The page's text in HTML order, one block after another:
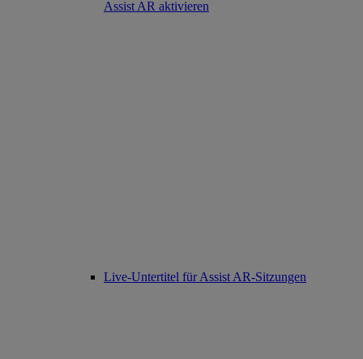
Assist AR aktivieren
Live-Untertitel für Assist AR-Sitzungen